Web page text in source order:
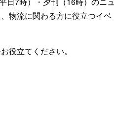
物流に関わる方に役立つイベ
役立てください。